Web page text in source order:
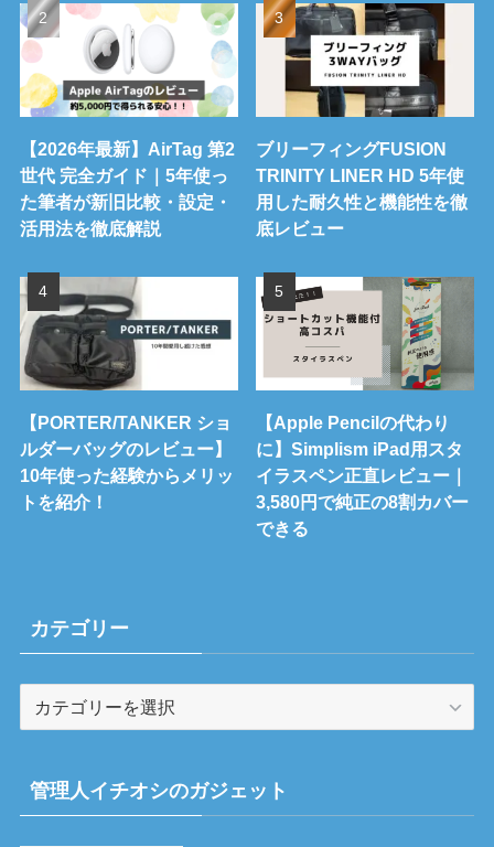
【2026年最新】AirTag 第2
世代 完全ガイド｜5年使っ
た筆者が新旧比較・設定・
活用法を徹底解説
ブリーフィングFUSION
TRINITY LINER HD 5年使
用した耐久性と機能性を徹
底レビュー
【PORTER/TANKER ショ
ルダーバッグのレビュー】
10年使った経験からメリッ
トを紹介！
【Apple Pencilの代わり
に】Simplism iPad用スタ
イラスペン正直レビュー｜
3,580円で純正の8割カバー
できる
カテゴリー
リ
ー
管理人イチオシのガジェット